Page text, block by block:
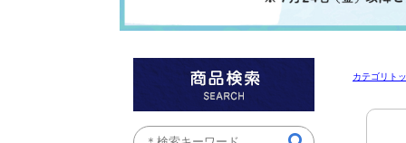
カテゴリト